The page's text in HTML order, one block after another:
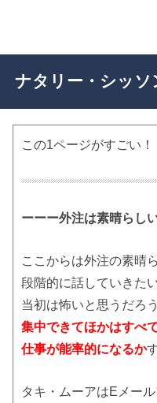
ナタリー・シッソ
この1ページがすごい！
ーーー外注は素晴らし
ここからは外注の素晴
段階的に話していきたい
当初は怖いと思うだろう
集中できてほかはすべ
仕事が能率的になるか
タキ・ムーアはEメー